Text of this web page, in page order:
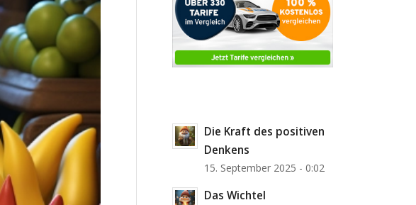
Die Kraft des positiven
Denkens
15. September 2025 - 0:02
Das Wichtel